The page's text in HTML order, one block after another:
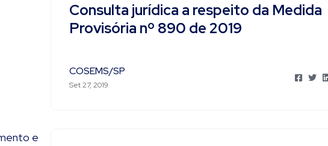
Consulta jurídica a respeito da Medida
Provisória nº 890 de 2019
COSEMS/SP
Set 27, 2019